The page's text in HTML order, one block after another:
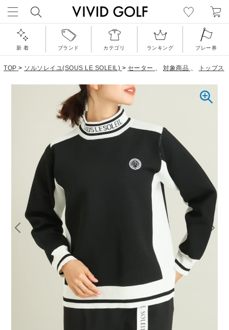
新 着 ブランド カテゴリ ランキング プレー券
TOP > ソルソレイユ(SOUS LE SOLEIL) > セーター 、 対象商品 、 トップス